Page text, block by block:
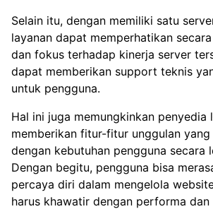
Selain itu, dengan memiliki satu
layanan dapat memperhatikan
dan fokus terhadap kinerja server
dapat memberikan support teknis
untuk pengguna.
Hal ini juga memungkinkan penyedia
memberikan fitur-fitur unggulan yang
dengan kebutuhan pengguna secara
Dengan begitu, pengguna bisa
percaya diri dalam mengelola
harus khawatir dengan performa dan